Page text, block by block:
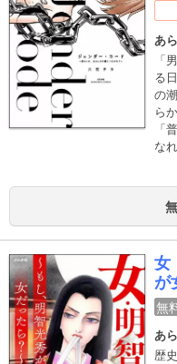
あ
「
る
の
ら
「
な
な
み
ら
る
族
ド
女
が
無
あ
歴